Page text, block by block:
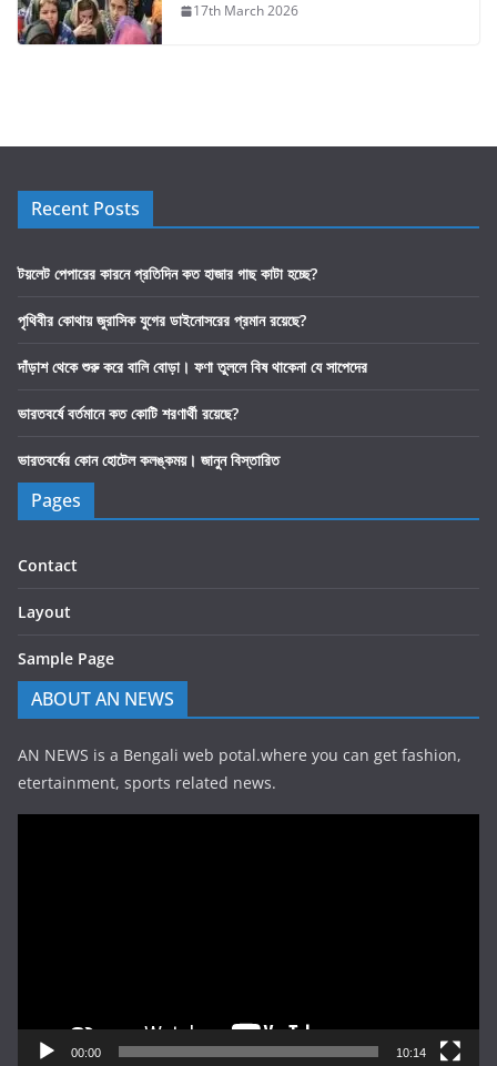
17th March 2026
Recent Posts
টয়লেট পেপারের কারনে প্রতিদিন কত হাজার গাছ কাটা হচ্ছে?
পৃথিবীর কোথায় জুরাসিক যুগের ডাইনোসরের প্রমান রয়েছে?
দাঁড়াশ থেকে শুরু করে বালি বোড়া। ফণা তুললে বিষ থাকেনা যে সাপেদের
ভারতবর্ষে বর্তমানে কত কোটি শরণার্থী রয়েছে?
ভারতবর্ষের কোন হোটেল কলঙ্কময়। জানুন বিস্তারিত
Pages
Contact
Layout
Sample Page
ABOUT AN NEWS
AN NEWS is a Bengali web potal.where you can get fashion,
etertainment, sports related news.
00:00 10:14